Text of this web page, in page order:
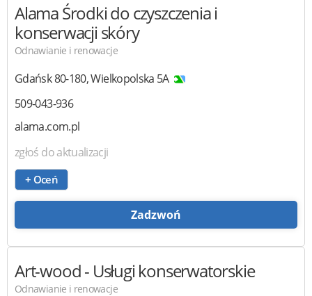
AlamaŚrodki do czyszczenia i
konserwacji skóry
Odnawianie i renowacje
Gdańsk80-180,Wielkopolska 5A
509-043-936
alama.com.pl
zgłoś do aktualizacji
+ Oceń
Zadzwoń
Art-wood- Usługi konserwatorskie
Odnawianie i renowacje